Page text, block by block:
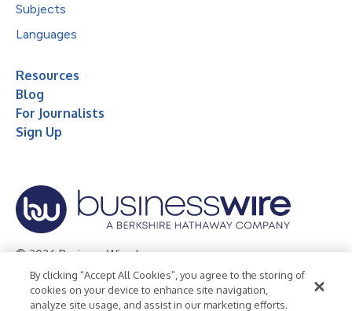
Subjects
Languages
Resources
Blog
For Journalists
Sign Up
© 2026 Business Wire, Inc.
Privacy Policy Cookie Policy
Accessibility Statement
Terms of Use
Legal
By clicking “Accept All Cookies”, you agree to the storing of
cookies on your device to enhance site navigation,
analyze site usage, and assist in our marketing efforts.